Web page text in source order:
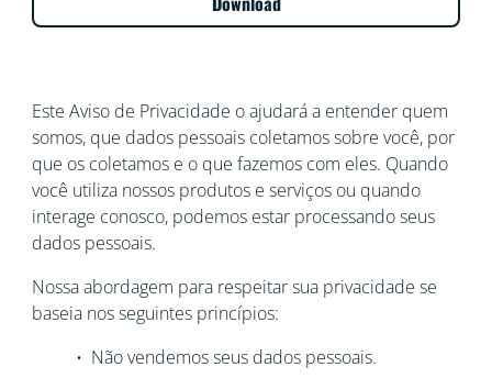
Este Aviso de Privacidade o ajudará a entender quem
somos, que dados pessoais coletamos sobre você, por
que os coletamos e o que fazemos com eles. Quando
você utiliza nossos produtos e serviços ou quando
interage conosco, podemos estar processando seus
dados pessoais.
Nossa abordagem para respeitar sua privacidade se
baseia nos seguintes princípios:
• Não vendemos seus dados pessoais.